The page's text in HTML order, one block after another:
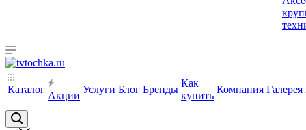
Каталог
Акции
Услуги Блог Бренды
Как
купить
Компания Галерея